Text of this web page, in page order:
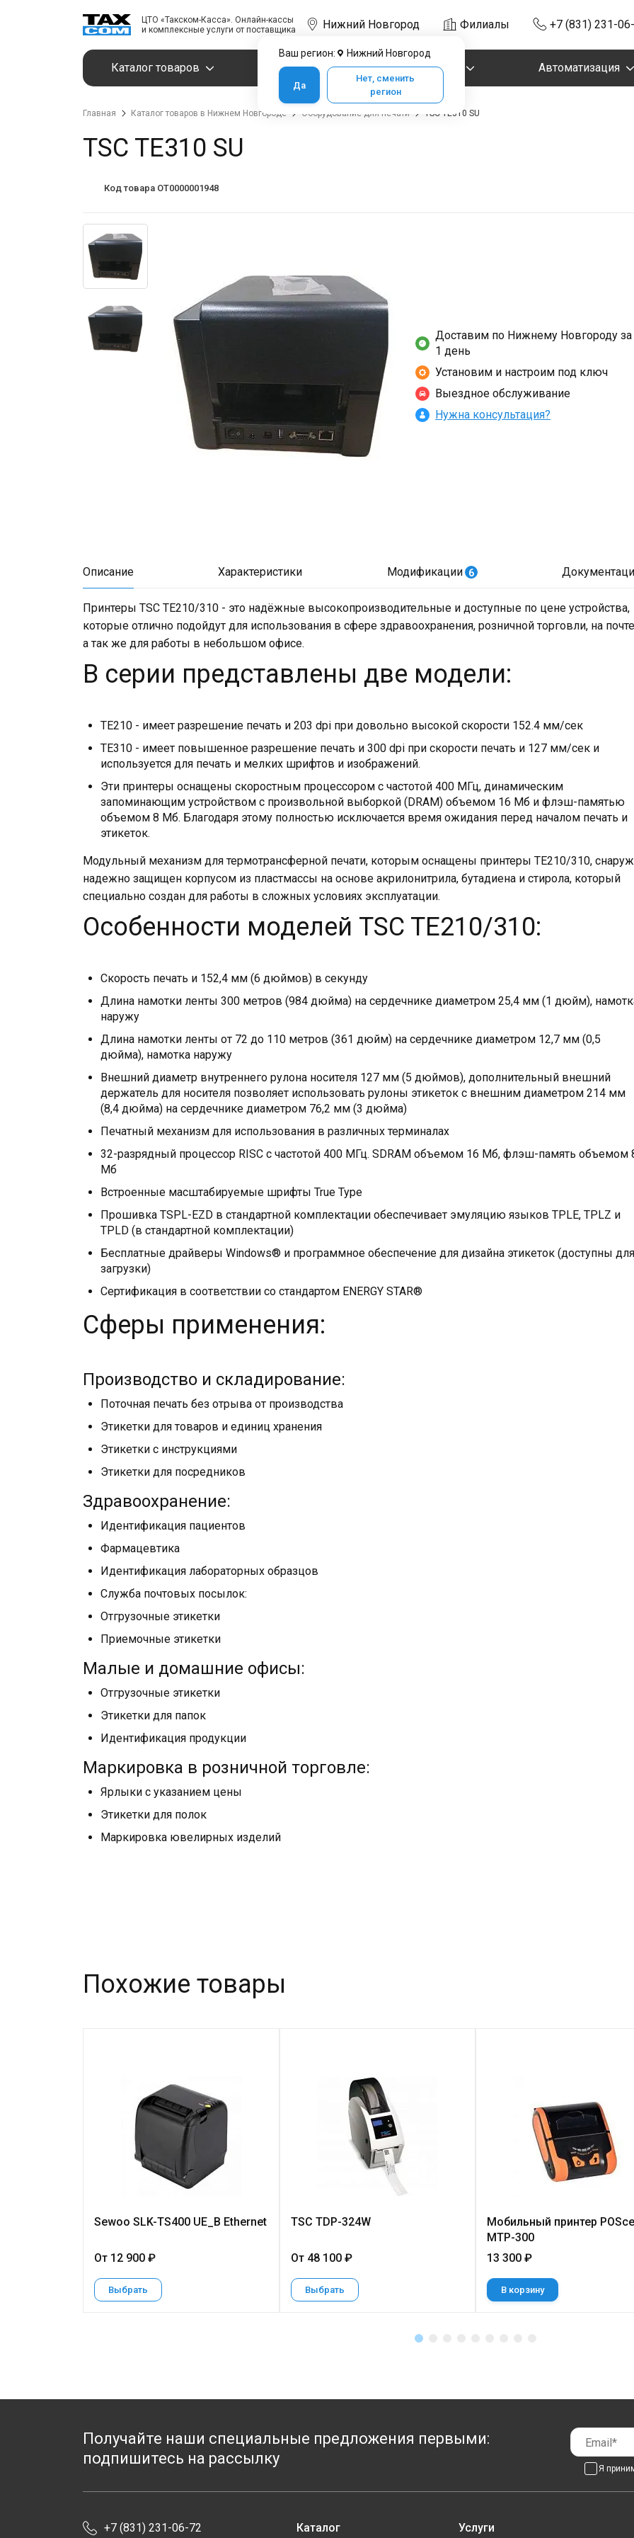
ЦТО «Такском-Касса». Онлайн-кассы
и комплексные услуги от поставщика
Нижний Новгород
Ваш регион: Нижний Новгород
Да
Нет, сменить
регион
Филиалы +7 (831) 231-
Каталог товаров Услуги Маркировка Автоматизация
Главная Каталог товаров в Нижнем Новгороде Оборудование для печати TSC TE310 SU
TSC TE310 SU
Код товара OT0000001948
Доставим по Нижнему Новгороду за
1 день
Установим и настроим под ключ
Выездное обслуживание
Нужна консультация?
Описание Характеристики Модификации 6
Принтеры TSC TE210/310 - это надёжные высокопроизводительные и доступные по цене устройства,
которые отлично подойдут для использования в сфере здравоохранения, розничной торговли, на
а так же для работы в небольшом офисе.
В серии представлены две модели:
TE210 - имеет разрешение печать и 203 dpi при довольно высокой скорости 152.4 мм/сек
TE310 - имеет повышенное разрешение печать и 300 dpi при скорости печать и 127 мм/сек и
используется для печать и мелких шрифтов и изображений.
Эти принтеры оснащены скоростным процессором с частотой 400 МГц, динамическим
запоминающим устройством с произвольной выборкой (DRAM) объемом 16 Мб и флэш-памятью
объемом 8 Мб. Благодаря этому полностью исключается время ожидания перед началом печать и
этикеток.
Модульный механизм для термотрансферной печати, которым оснащены принтеры TE210/310,
надежно защищен корпусом из пластмассы на основе акрилонитрила, бутадиена и стирола, который
специально создан для работы в сложных условиях эксплуатации.
Особенности моделей TSC TE210/310:
Скорость печать и 152,4 мм (6 дюймов) в секунду
Длина намотки ленты 300 метров (984 дюйма) на сердечнике диаметром 25,4 мм (1 дюйм),
наружу
Длина намотки ленты от 72 до 110 метров (361 дюйм) на сердечнике диаметром 12,7 мм (0,5
дюйма), намотка наружу
Внешний диаметр внутреннего рулона носителя 127 мм (5 дюймов), дополнительный внешний
держатель для носителя позволяет использовать рулоны этикеток с внешним диаметром 214 мм
(8,4 дюйма) на сердечнике диаметром 76,2 мм (3 дюйма)
Печатный механизм для использования в различных терминалах
32-разрядный процессор RISC с частотой 400 МГц. SDRAM объемом 16 Мб, флэш-память объемом
Мб
Встроенные масштабируемые шрифты True Type
Прошивка TSPL-EZD в стандартной комплектации обеспечивает эмуляцию языков TPLE, TPLZ и
TPLD (в стандартной комплектации)
Бесплатные драйверы Windows® и программное обеспечение для дизайна этикеток (доступны для
загрузки)
Сертификация в соответствии со стандартом ENERGY STAR®
Сферы применения:
Производство и складирование:
Поточная печать без отрыва от производства
Этикетки для товаров и единиц хранения
Этикетки с инструкциями
Этикетки для посредников
Здравоохранение:
Идентификация пациентов
Фармацевтика
Идентификация лабораторных образцов
Служба почтовых посылок:
Отгрузочные этикетки
Приемочные этикетки
Малые и домашние офисы:
Отгрузочные этикетки
Этикетки для папок
Идентификация продукции
Маркировка в розничной торговле:
Ярлыки с указанием цены
Этикетки для полок
Маркировка ювелирных изделий
Похожие товары
Sewoo SLK-TS400 UE_B Ethernet
От 12 900 ₽
Выбрать
TSC TDP-324W
От 48 100 ₽
Выбрать
Мобильный принтер
MTP-300
13 300 ₽
В корзину
Получайте наши специальные предложения первыми:
подпишитесь на рассылку
Я
+7 (831) 231-06-72 Каталог Услуги